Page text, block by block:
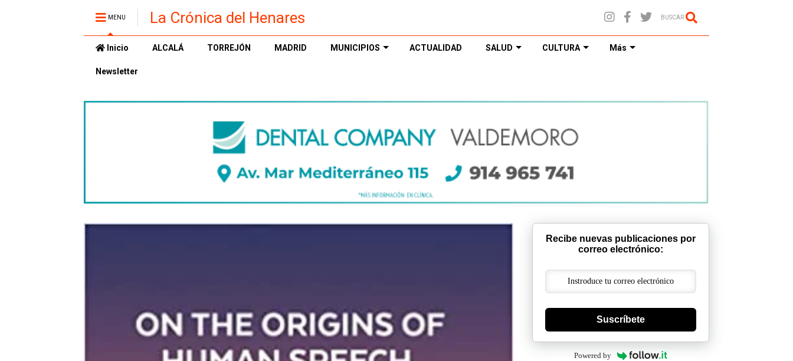
MENU La Crónica del Henares BUSCAR
Inicio ALCALÁ TORREJÓN MADRID MUNICIPIOS ACTUALIDAD SALUD CULTURA Más
Newsletter
Recibe nuevas publicaciones por
correo electrónico:
Suscríbete
Powered by